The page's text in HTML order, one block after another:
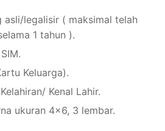
asli/legalisir ( maksimal telah
1 tahun ).
Keluarga).
Kenal Lahir.
ukuran 4×6, 3 lembar.